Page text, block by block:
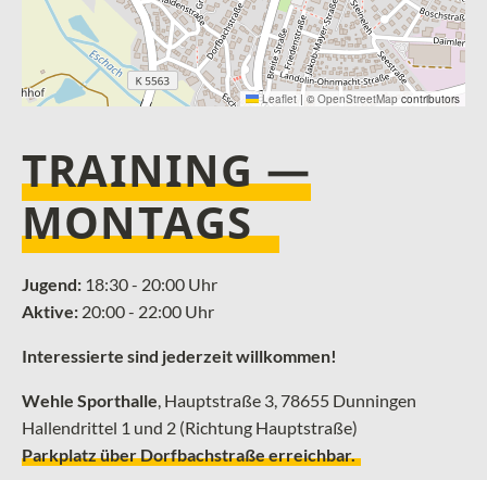
Leaflet | © OpenStreetMap contributors
TRAINING —
MONTAGS
Jugend: 18:30 - 20:00 Uhr
Aktive: 20:00 - 22:00 Uhr
Interessierte sind jederzeit willkommen!
Wehle Sporthalle , ­Hauptstraße 3, 78655 Dunningen
Hallendrittel 1 und 2 (Richtung Hauptstraße)
Parkplatz über Dorfbachstraße erreichbar.